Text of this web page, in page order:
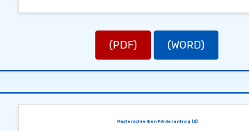
(PDF) (WORD)
Musterschreiben Förderantrag (2)